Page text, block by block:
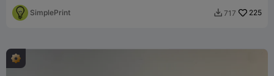
SimplePrint  717 225